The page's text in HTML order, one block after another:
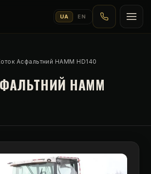
UA EN
Асфальтний HAMM HD140
HAMM